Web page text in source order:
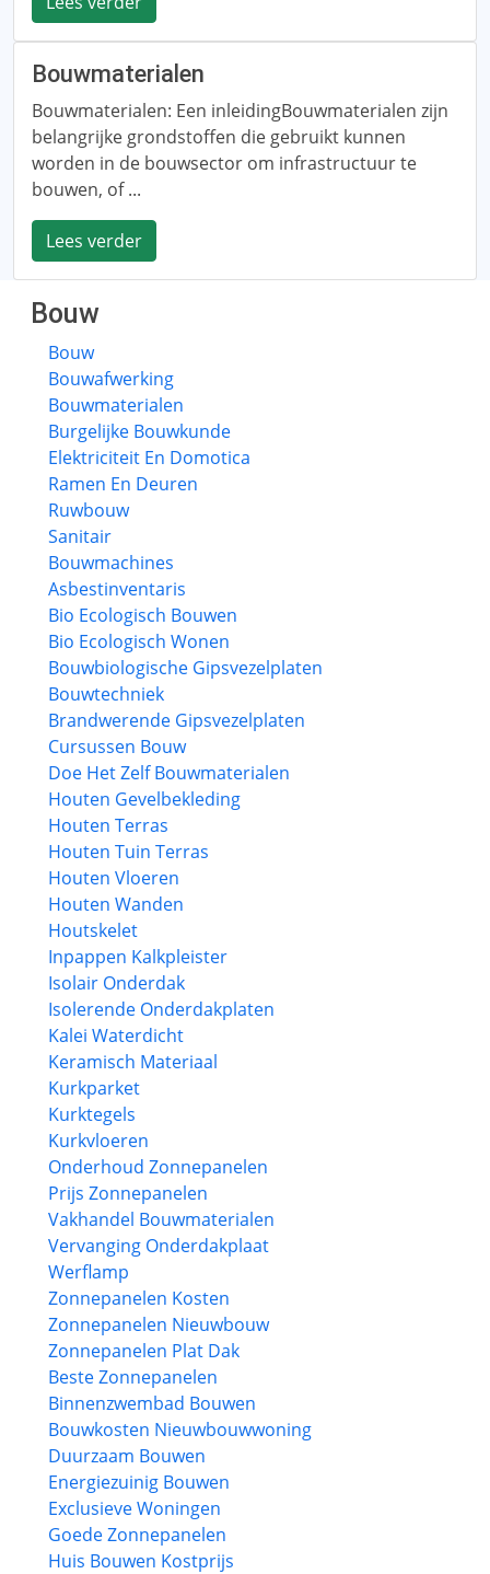
Bouwmaterialen
Bouwmaterialen: Een inleidingBouwmaterialen zijn
belangrijke grondstoffen die gebruikt kunnen
worden in de bouwsector om infrastructuur te
bouwen, of ...
Lees verder
Bouw
Bouw
Bouwafwerking
Bouwmaterialen
Burgelijke Bouwkunde
Elektriciteit En Domotica
Ramen En Deuren
Ruwbouw
Sanitair
Bouwmachines
Asbestinventaris
Bio Ecologisch Bouwen
Bio Ecologisch Wonen
Bouwbiologische Gipsvezelplaten
Bouwtechniek
Brandwerende Gipsvezelplaten
Cursussen Bouw
Doe Het Zelf Bouwmaterialen
Houten Gevelbekleding
Houten Terras
Houten Tuin Terras
Houten Vloeren
Houten Wanden
Houtskelet
Inpappen Kalkpleister
Isolair Onderdak
Isolerende Onderdakplaten
Kalei Waterdicht
Keramisch Materiaal
Kurkparket
Kurktegels
Kurkvloeren
Onderhoud Zonnepanelen
Prijs Zonnepanelen
Vakhandel Bouwmaterialen
Vervanging Onderdakplaat
Werflamp
Zonnepanelen Kosten
Zonnepanelen Nieuwbouw
Zonnepanelen Plat Dak
Beste Zonnepanelen
Binnenzwembad Bouwen
Bouwkosten Nieuwbouwwoning
Duurzaam Bouwen
Energiezuinig Bouwen
Exclusieve Woningen
Goede Zonnepanelen
Huis Bouwen Kostprijs